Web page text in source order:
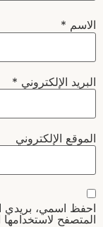
الاسم *
البريد الإلكتروني *
الموقع الإلكتروني
احفظ اسمي، بريدي
المتصفح